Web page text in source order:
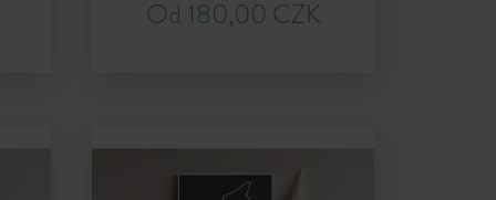
Od 180,00 CZK